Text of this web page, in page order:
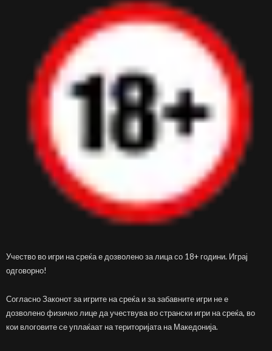
Учество во игри на среќа е дозволено за лица со 18+ години. Играј
одговорно!
Согласно Законот за игрите на среќа и за забавните игри не е
дозволено физичко лице да учествува во странски игри на среќа, во
кои влоговите се уплаќаат на територијата на Македонија.